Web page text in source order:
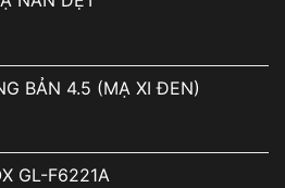
BẢN 4.5 (MẠ XI ĐEN)
GL-F6221A